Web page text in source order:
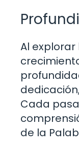
Al explorar
Cada
de la